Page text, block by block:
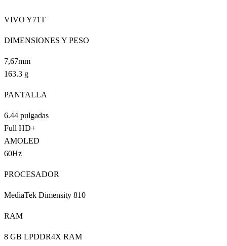
VIVO Y71T
DIMENSIONES Y PESO
7,67mm
163.3 g
PANTALLA
6.44 pulgadas
Full HD+
AMOLED
60Hz
PROCESADOR
MediaTek Dimensity 810
RAM
8 GB LPDDR4X RAM